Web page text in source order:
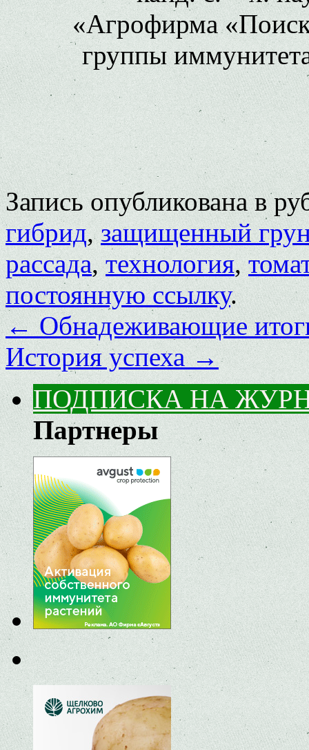
«Агрофирма
группы
Запись опубликована в
гибрид,защищенный
рассада,технология,
постоянную ссылку.
←Обнадеживающие
История успеха→
ПОДПИСКА НА
Партнеры